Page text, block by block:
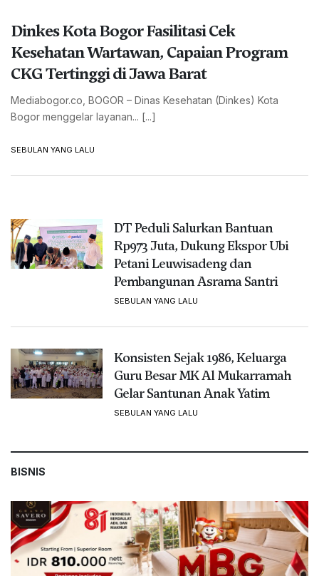
Dinkes Kota Bogor Fasilitasi Cek
Kesehatan Wartawan, Capaian Program
CKG Tertinggi di Jawa Barat
Mediabogor.co, BOGOR – Dinas Kesehatan (Dinkes) Kota
Bogor menggelar layanan... [...]
SEBULAN YANG LALU
DT Peduli Salurkan Bantuan
Rp973 Juta, Dukung Ekspor Ubi
Petani Leuwisadeng dan
Pembangunan Asrama Santri
SEBULAN YANG LALU
Konsisten Sejak 1986, Keluarga
Guru Besar MK Al Mukarramah
Gelar Santunan Anak Yatim
SEBULAN YANG LALU
BISNIS